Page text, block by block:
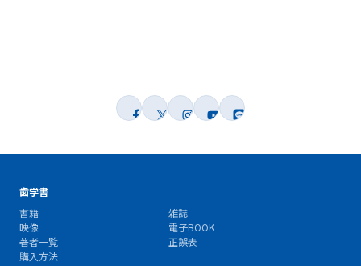
歯学書
書籍
雑誌
映像
電子BOOK
著者一覧
正誤表
購入方法